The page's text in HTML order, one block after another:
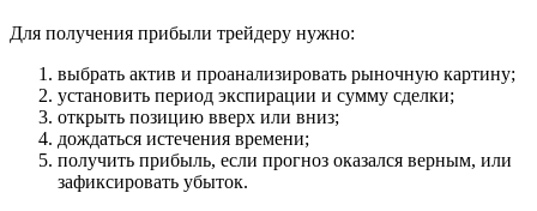
Для получения прибыли трейдеру нужно:
выбрать актив и проанализировать рыночную картину;
установить период экспирации и сумму сделки;
открыть позицию вверх или вниз;
дождаться истечения времени;
получить прибыль, если прогноз оказался верным, или
зафиксировать убыток.